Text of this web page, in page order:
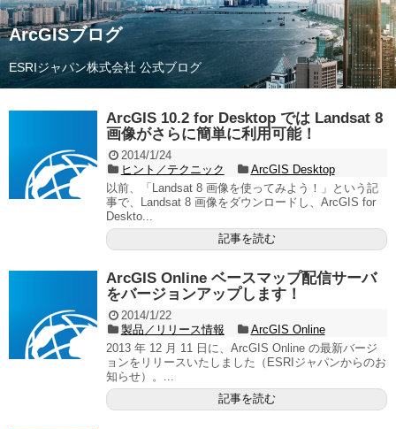
ArcGISブログ
ESRIジャパン株式会社 公式ブログ
ArcGIS 10.2 for Desktop では Landsat 8
画像がさらに簡単に利用可能！
2014/1/24
ヒント／テクニック
ArcGIS Desktop
以前、「Landsat 8 画像を使ってみよう！」という記
事で、Landsat 8 画像をダウンロードし、ArcGIS for
Deskto...
記事を読む
ArcGIS Online ベースマップ配信サーバ
をバージョンアップします！
2014/1/22
製品／リリース情報
ArcGIS Online
2013 年 12 月 11 日に、ArcGIS Online の最新バージ
ョンをリリースいたしました（ESRIジャパンからのお
知らせ）。...
記事を読む